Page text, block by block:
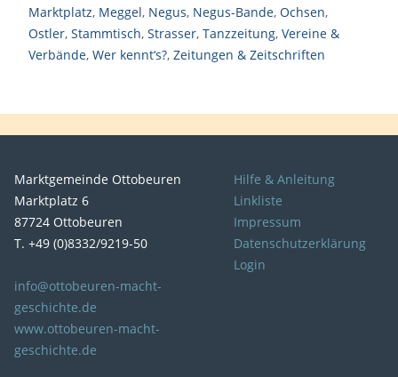
Marktplatz, Meggel, Negus, Negus-Bande, Ochsen,
Ostler, Stammtisch, Strasser, Tanzzeitung, Vereine &
Verbände, Wer kennt‘s?, Zeitungen & Zeitschriften
Marktgemeinde Ottobeuren
Marktplatz 6
87724 Ottobeuren
T. +49 (0)8332/9219-50
info@ottobeuren-macht-
geschichte.de
www.ottobeuren-macht-
geschichte.de
Hilfe & Anleitung
Linkliste
Impressum
Datenschutzerklärung
Login